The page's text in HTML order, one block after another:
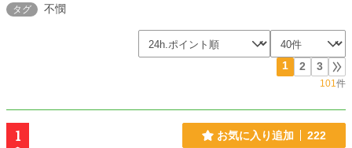
タグ 不憫
1 2 3
101件
1 お気に入り追加 222